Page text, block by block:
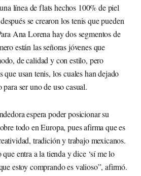
línea de flats hechos 100% de piel
se crearon los tenis que pueden
Ana Lorena hay dos segmentos de
están las señoras jóvenes que
de calidad y con estilo, pero
que usan tenis, los cuales han dejado
ser uno de uso casual.
espera poder posicionar su
todo en Europa, pues afirma que es
tradición y trabajo mexicanos.
entra a la tienda y dice ‘sí me lo
estoy comprando es valioso”, afirmó.